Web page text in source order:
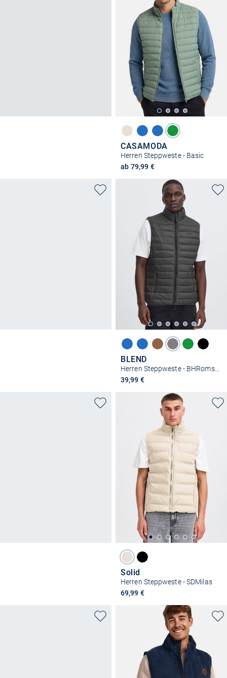
CASAMODA
Herren Steppweste - Basic
ab 79,99 €
BLEND
Herren Steppweste - BHRomsey
39,99 €
Solid
Herren Steppweste - SDMilas
69,99 €